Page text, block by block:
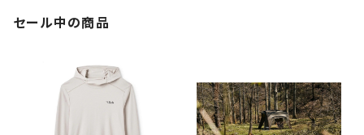
セール中の商品